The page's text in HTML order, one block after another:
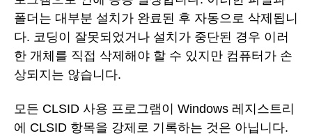
폴더는 대부분 설치가 완료된 후 자동으로 삭제됩니
다. 코딩이 잘못되었거나 설치가 중단된 경우 이러
한 개체를 직접 삭제해야 할 수 있지만 컴퓨터가 손
상되지는 않습니다.
모든 CLSID 사용 프로그램이 Windows 레지스트리
에 CLSID 항목을 강제로 기록하는 것은 아닙니다.